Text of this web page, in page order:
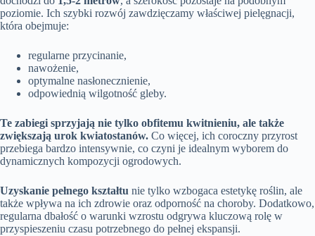
poziomie. Ich szybki rozwój zawdzięczamy właściwej pielęgnacji,
która obejmuje:
regularne przycinanie,
nawożenie,
optymalne nasłonecznienie,
odpowiednią wilgotność gleby.
Te zabiegi sprzyjają nie tylko obfitemu kwitnieniu, ale także
zwiększają urok kwiatostanów. Co więcej, ich coroczny przyrost
przebiega bardzo intensywnie, co czyni je idealnym wyborem do
dynamicznych kompozycji ogrodowych.
Uzyskanie pełnego kształtu nie tylko wzbogaca estetykę roślin, ale
także wpływa na ich zdrowie oraz odporność na choroby. Dodatkowo,
regularna dbałość o warunki wzrostu odgrywa kluczową rolę w
przyspieszeniu czasu potrzebnego do pełnej ekspansji.